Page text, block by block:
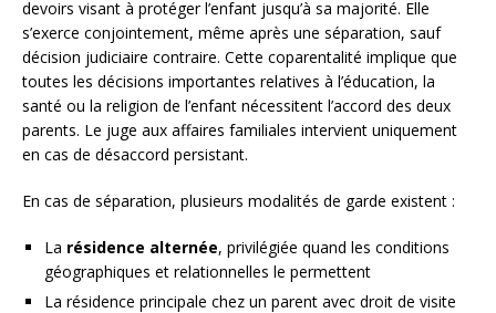
devoirs visant à protéger l’enfant jusqu’à sa majorité. Elle
s’exerce conjointement, même après une séparation, sauf
décision judiciaire contraire. Cette coparentalité implique que
toutes les décisions importantes relatives à l’éducation, la
santé ou la religion de l’enfant nécessitent l’accord des deux
parents. Le juge aux affaires familiales intervient uniquement
en cas de désaccord persistant.
En cas de séparation, plusieurs modalités de garde existent :
La résidence alternée, privilégiée quand les conditions
géographiques et relationnelles le permettent
La résidence principale chez un parent avec droit de visite